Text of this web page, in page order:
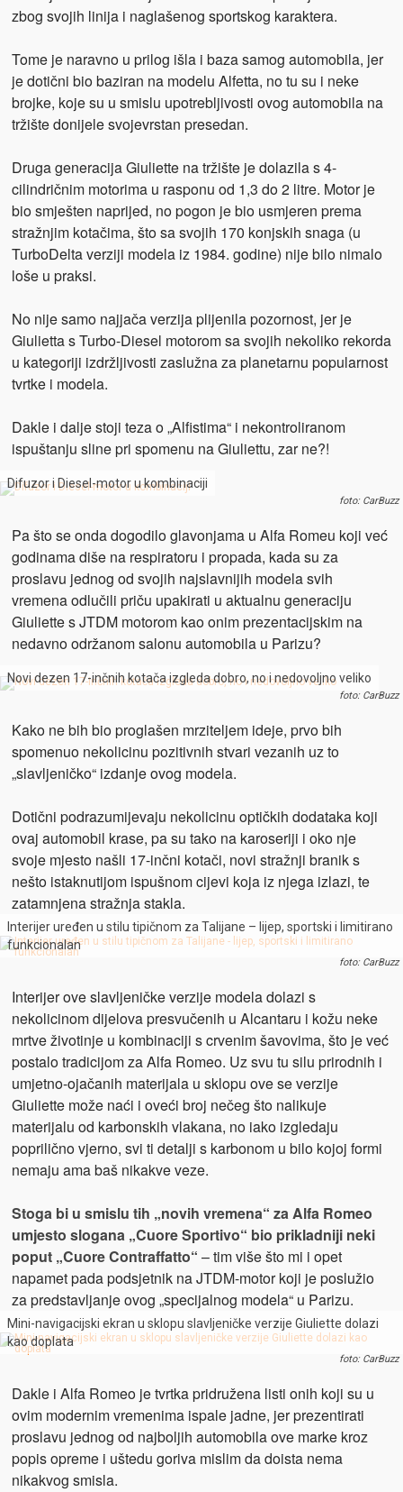
zbog svojih linija i naglašenog sportskog karaktera.
Tome je naravno u prilog išla i baza samog automobila, jer
je dotični bio baziran na modelu Alfetta, no tu su i neke
brojke, koje su u smislu upotrebljivosti ovog automobila na
tržište donijele svojevrstan presedan.
Druga generacija Giuliette na tržište je dolazila s 4-
cilindričnim motorima u rasponu od 1,3 do 2 litre. Motor je
bio smješten naprijed, no pogon je bio usmjeren prema
stražnjim kotačima, što sa svojih 170 konjskih snaga (u
TurboDelta verziji modela iz 1984. godine) nije bilo nimalo
loše u praksi.
No nije samo najjača verzija plijenila pozornost, jer je
Giulietta s Turbo-Diesel motorom sa svojih nekoliko rekorda
u kategoriji izdržljivosti zaslužna za planetarnu popularnost
tvrtke i modela.
Dakle i dalje stoji teza o „Alfistima“ i nekontroliranom
ispuštanju sline pri spomenu na Giuliettu, zar ne?!
Difuzor i Diesel-motor u kombinaciji
foto: CarBuzz
Pa što se onda dogodilo glavonjama u Alfa Romeu koji već
godinama diše na respiratoru i propada, kada su za
proslavu jednog od svojih najslavnijih modela svih
vremena odlučili priču upakirati u aktualnu generaciju
Giuliette s JTDM motorom kao onim prezentacijskim na
nedavno održanom salonu automobila u Parizu?
Novi dezen 17-inčnih kotača izgleda dobro, no i nedovoljno veliko
foto: CarBuzz
Kako ne bih bio proglašen mrziteljem ideje, prvo bih
spomenuo nekolicinu pozitivnih stvari vezanih uz to
„slavljeničko“ izdanje ovog modela.
Dotični podrazumijevaju nekolicinu optičkih dodataka koji
ovaj automobil krase, pa su tako na karoseriji i oko nje
svoje mjesto našli 17-inčni kotači, novi stražnji branik s
nešto istaknutijom ispušnom cijevi koja iz njega izlazi, te
zatamnjena stražnja stakla.
Interijer uređen u stilu tipičnom za Talijane – lijep, sportski i limitirano
funkcionalan
foto: CarBuzz
Interijer ove slavljeničke verzije modela dolazi s
nekolicinom dijelova presvučenih u Alcantaru i kožu neke
mrtve životinje u kombinaciji s crvenim šavovima, što je već
postalo tradicijom za Alfa Romeo. Uz svu tu silu prirodnih i
umjetno-ojačanih materijala u sklopu ove se verzije
Giuliette može naći i oveći broj nečeg što nalikuje
materijalu od karbonskih vlakana, no iako izgledaju
poprilično vjerno, svi ti detalji s karbonom u bilo kojoj formi
nemaju ama baš nikakve veze.
Stoga bi u smislu tih „novih vremena“ za Alfa Romeo
umjesto slogana „Cuore Sportivo“ bio prikladniji neki
poput „CuoreContraffatto“ – tim više što mi i opet
napamet pada podsjetnik na JTDM-motor koji je poslužio
za predstavljanje ovog „specijalnog modela“ u Parizu.
Mini-navigacijski ekran u sklopu slavljeničke verzije Giuliette dolazi
kao doplata
foto: CarBuzz
Dakle i Alfa Romeo je tvrtka pridružena listi onih koji su u
ovim modernim vremenima ispale jadne, jer prezentirati
proslavu jednog od najboljih automobila ove marke kroz
popis opreme i uštedu goriva mislim da doista nema
nikakvog smisla.